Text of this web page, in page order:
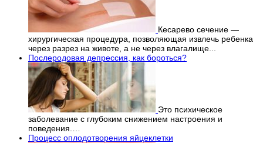
Кесарево сечение —
хирургическая процедура, позволяющая извлечь ребенка
через разрез на животе, а не через влагалище...
Послеродовая депрессия, как бороться?
Это психическое
заболевание с глубоким снижением настроения и
поведения.…
Процесс оплодотворения яйцеклетки